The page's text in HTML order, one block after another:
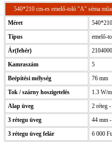
540*210 cm-es emelő-toló "A" séma
Méret
Típus
emelő-
Ár(fehér)
2104000
Kamraszám
5
Beépítési mélység
76 mm
Tok / szárny hoszigetelés
1.3 W/
Alap üveg
2 réteg
3 rétegu üveg
44 mm
3 rétegu üveg felár
6 000